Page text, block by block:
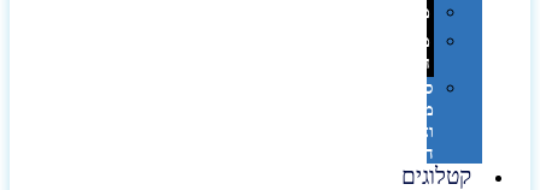
מטריות
מוצרי
חוף
סביבת
מחשב
וציוד
היקפי
קטלוגים